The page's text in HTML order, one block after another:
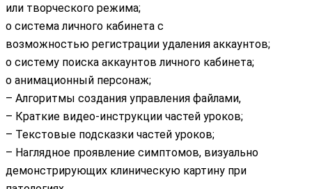
или творческого режима;
o система личного кабинета с
возможностью регистрации удаления аккаунтов;
o систему поиска аккаунтов личного кабинета;
o анимационный персонаж;
– Алгоритмы создания управления файлами,
– Краткие видео-инструкции частей уроков;
– Текстовые подсказки частей уроков;
– Наглядное проявление симптомов, визуально
демонстрирующих клиническую картину при